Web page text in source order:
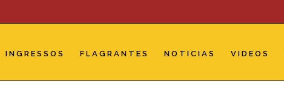
INGRESSOS FLAGRANTES NOTICIAS VIDEOS